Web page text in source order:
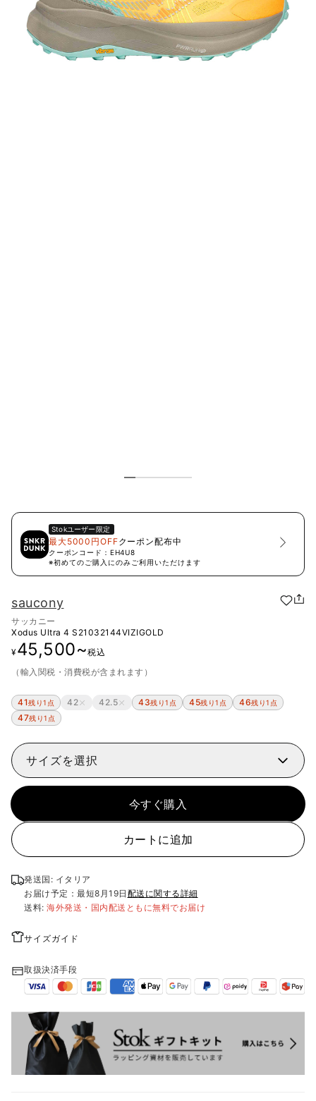
Stokユーザー限定
最大5000円OFFクーポン配布中
クーポンコード： EH4U8
※初めてのご購入にのみご利用いただけます
saucony
サッカニー
Xodus Ultra 4 S21032144VIZIGOLD
¥45,500~税込
（輸入関税・消費税が含まれます）
41残り1点 42 42.5 43残り1点 45残り1点 46残り1点
47残り1点
サイズを選択
今すぐ購入
カートに追加
発送国: イタリア
お届け予定：最短8月19日 配送に関する詳細
送料: 海外発送・国内配送ともに無料でお届け
サイズガイド
取扱決済手段